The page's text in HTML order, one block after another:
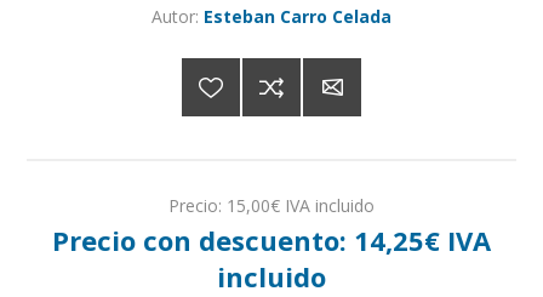
Autor: Esteban Carro Celada
Precio: 15,00€ IVA incluido
Precio con descuento: 14,25€ IVA
incluido